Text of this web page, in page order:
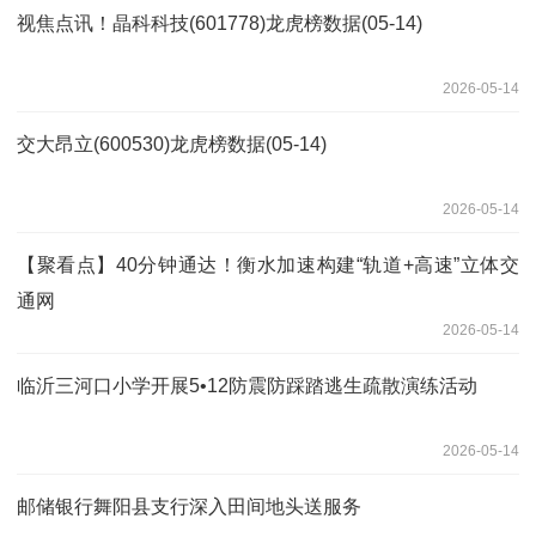
视焦点讯！晶科科技(601778)龙虎榜数据(05-14)
2026-05-14
交大昂立(600530)龙虎榜数据(05-14)
2026-05-14
【聚看点】40分钟通达！衡水加速构建“轨道+高速”立体交
通网
2026-05-14
临沂三河口小学开展5•12防震防踩踏逃生疏散演练活动
2026-05-14
邮储银行舞阳县支行深入田间地头送服务